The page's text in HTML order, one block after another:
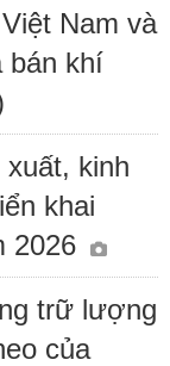
Nam và
bán khí
kinh
khai
2026
trữ lượng
của